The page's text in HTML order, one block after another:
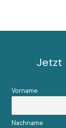
Jetzt
Vorname
Nachname